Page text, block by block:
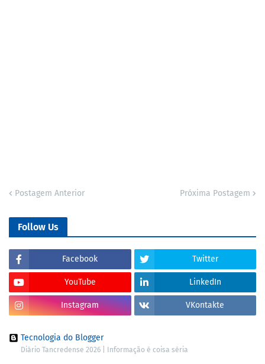
Postagem Anterior Próxima Postagem
Follow Us
Facebook Twitter
YouTube LinkedIn
Instagram VKontakte
Tecnologia do Blogger
Diário Tancredense 2026 | Informação é coisa séria